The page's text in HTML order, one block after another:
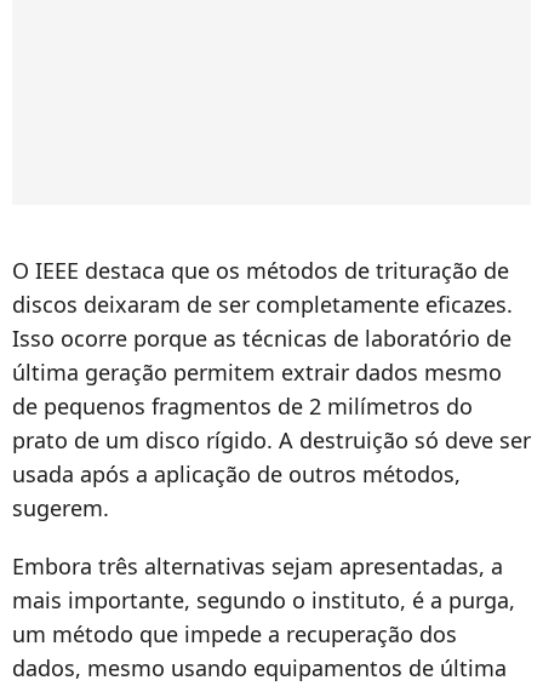
O IEEE destaca que os métodos de trituração de
discos deixaram de ser completamente eficazes.
Isso ocorre porque as técnicas de laboratório de
última geração permitem extrair dados mesmo
de pequenos fragmentos de 2 milímetros do
prato de um disco rígido. A destruição só deve ser
usada após a aplicação de outros métodos,
sugerem.
Embora três alternativas sejam apresentadas, a
mais importante, segundo o instituto, é a purga,
um método que impede a recuperação dos
dados, mesmo usando equipamentos de última